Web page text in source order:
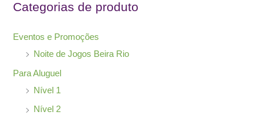
p
r
Categorias de produto
Eventos e Promoções
Noite de Jogos Beira Rio
Para Aluguel
Nível 1
Nível 2